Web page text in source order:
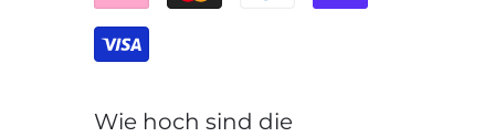
Wie hoch sind die